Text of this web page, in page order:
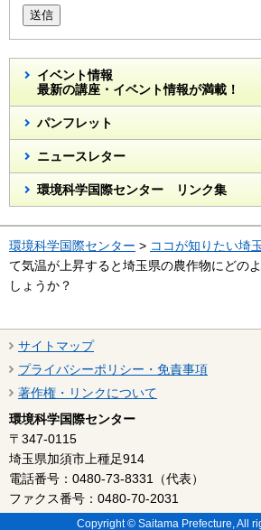
送信
イベント情報
最新の講座・イベント情報が満載！
パンフレット
ニュースレター
環境科学国際センター リンク集
環境科学国際センター > ココが知りたい埼
て気温が上昇すると埼玉県の農作物にどの
しょうか？
サイトマップ
プライバシーポリシー・免責事項
著作権・リンクについて
環境科学国際センター
〒347-0115
埼玉県加須市上種足914
電話番号：0480-73-8331（代表）
ファクス番号：0480-70-2031
Copyright © Saitama Prefecture, All